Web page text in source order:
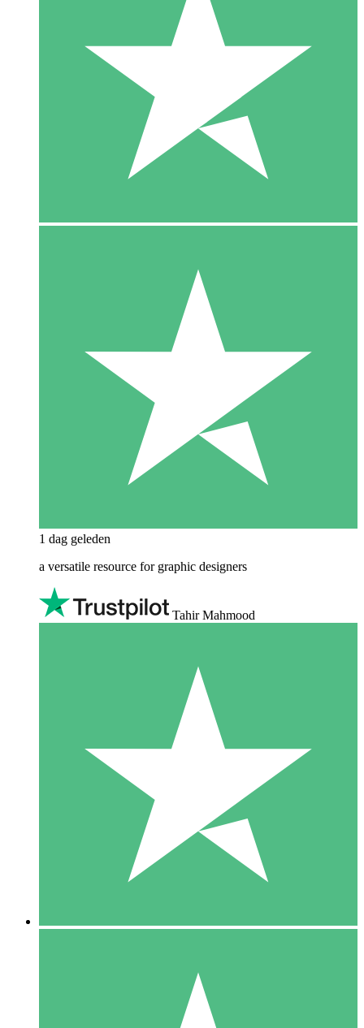
1 dag geleden
a versatile resource for graphic designers
Tahir Mahmood